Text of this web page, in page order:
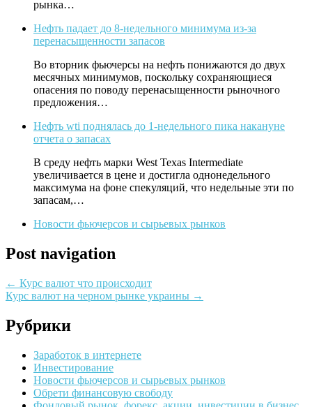
рынка…
Нефть падает до 8-недельного минимума из-за
перенасыщенности запасов
Во вторник фьючерсы на нефть понижаются до двух
месячных минимумов, поскольку сохраняющиеся
опасения по поводу перенасыщенности рыночного
предложения…
Нефть wti поднялась до 1-недельного пика накануне
отчета о запасах
В среду нефть марки West Texas Intermediate
увеличивается в цене и достигла однонедельного
максимума на фоне спекуляций, что недельные эти по
запасам,…
Новости фьючерсов и сырьевых рынков
Post navigation
← Курс валют что происходит
Курс валют на черном рынке украины →
Рубрики
Заработок в интернете
Инвестирование
Новости фьючерсов и сырьевых рынков
Обрети финансовую свободу